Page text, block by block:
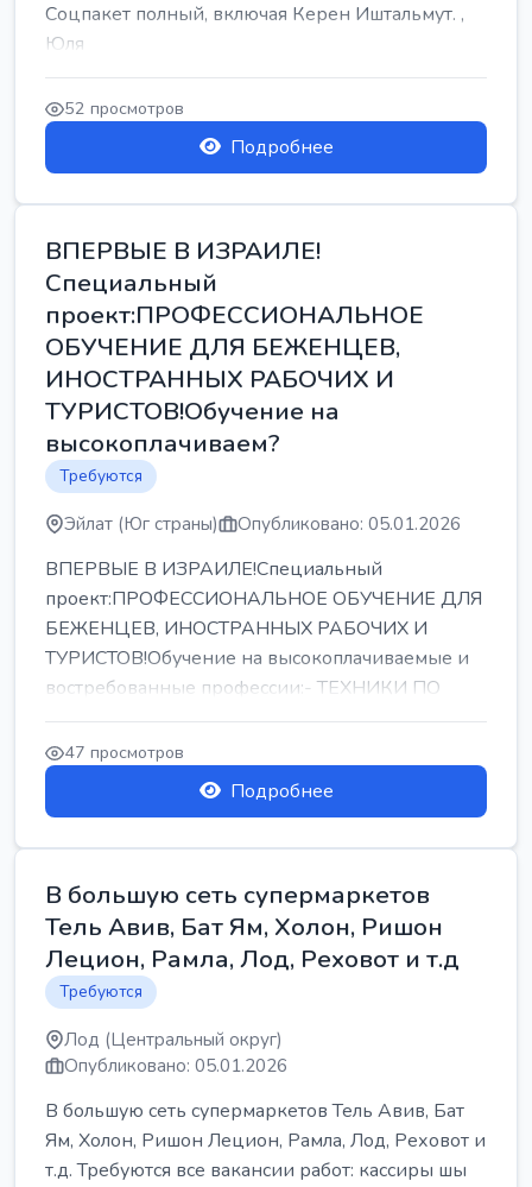
Соцпакет полный, включая Керен Иштальмут. ,
Юля
52 просмотров
Подробнее
ВПЕРВЫЕ В ИЗРАИЛЕ!
Специальный
проект:ПРОФЕССИОНАЛЬНОЕ
ОБУЧЕНИЕ ДЛЯ БЕЖЕНЦЕВ,
ИНОСТРАННЫХ РАБОЧИХ И
ТУРИСТОВ!Обучение на
высокоплачиваем?
Требуются
Эйлат (Юг страны) Опубликовано: 05.01.2026
ВПЕРВЫЕ В ИЗРАИЛЕ!Специальный
проект:ПРОФЕССИОНАЛЬНОЕ ОБУЧЕНИЕ ДЛЯ
БЕЖЕНЦЕВ, ИНОСТРАННЫХ РАБОЧИХ И
ТУРИСТОВ!Обучение на высокоплачиваемые и
востребованные профессии:- ТЕХНИКИ ПО
РЕМОНТУ КОНДИЦИОНЕРОВ-...
47 просмотров
Подробнее
В большую сеть супермаркетов
Тель Авив, Бат Ям, Холон, Ришон
Лецион, Рамла, Лод, Реховот и т.д
Требуются
Лод (Центральный округ)
Опубликовано: 05.01.2026
В большую сеть супермаркетов Тель Авив, Бат
Ям, Холон, Ришон Лецион, Рамла, Лод, Реховот и
т.д. Требуются все вакансии работ: кассиры шы